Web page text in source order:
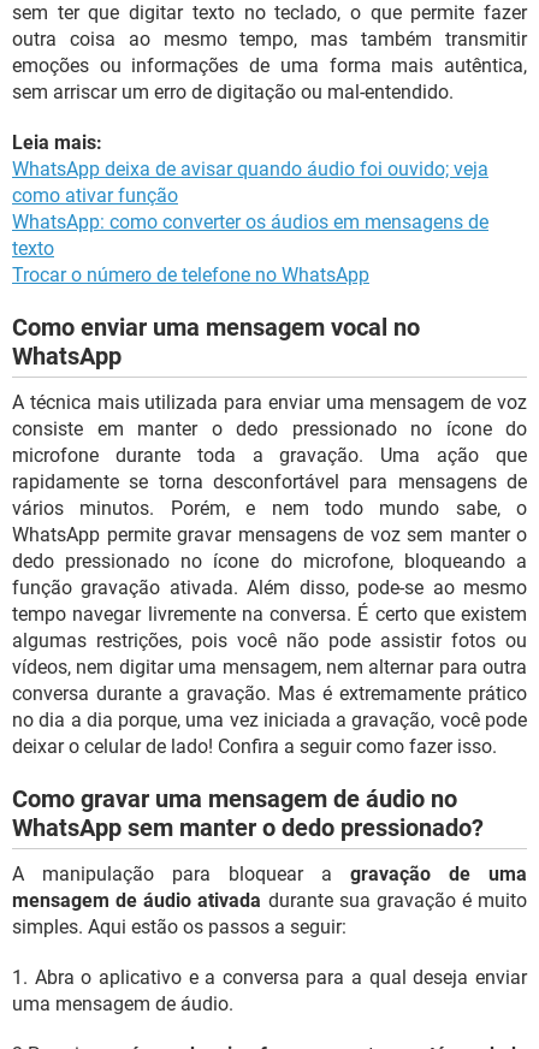
sem ter que digitar texto no teclado, o que permite fazer
outra coisa ao mesmo tempo, mas também transmitir
emoções ou informações de uma forma mais autêntica,
sem arriscar um erro de digitação ou mal-entendido.
Leia mais:
WhatsApp deixa de avisar quando áudio foi ouvido; veja
como ativar função
WhatsApp: como converter os áudios em mensagens de
texto
Trocar o número de telefone no WhatsApp
Como enviar uma mensagem vocal no
WhatsApp
A técnica mais utilizada para enviar uma mensagem de voz
consiste em manter o dedo pressionado no ícone do
microfone durante toda a gravação. Uma ação que
rapidamente se torna desconfortável para mensagens de
vários minutos. Porém, e nem todo mundo sabe, o
WhatsApp permite gravar mensagens de voz sem manter o
dedo pressionado no ícone do microfone, bloqueando a
função gravação ativada. Além disso, pode-se ao mesmo
tempo navegar livremente na conversa. É certo que existem
algumas restrições, pois você não pode assistir fotos ou
vídeos, nem digitar uma mensagem, nem alternar para outra
conversa durante a gravação. Mas é extremamente prático
no dia a dia porque, uma vez iniciada a gravação, você pode
deixar o celular de lado! Confira a seguir como fazer isso.
Como gravar uma mensagem de áudio no
WhatsApp sem manter o dedo pressionado?
A manipulação para bloquear a gravação de uma
mensagem de áudio ativada durante sua gravação é muito
simples. Aqui estão os passos a seguir:
1. Abra o aplicativo e a conversa para a qual deseja enviar
uma mensagem de áudio.